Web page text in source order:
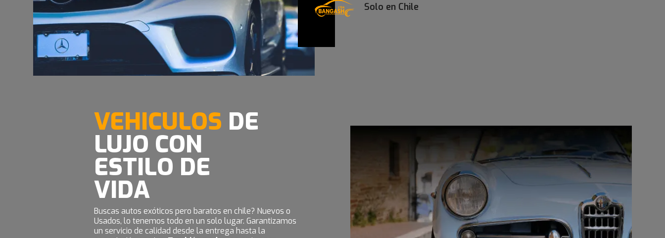
Solo en Chile
VEHICULOS DE
LUJO CON
ESTILO DE
VIDA
Buscas autos exóticos pero baratos en chile? Nuevos o
Usados, lo tenemos todo en un solo lugar. Garantizamos
un servicio de calidad desde la entrega hasta la